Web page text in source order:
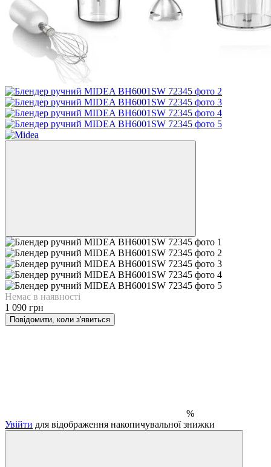
Немає в наявності
1 090 грн
Повідомити, коли з'явиться
%
Увійти для відображення накопичувальної знижки